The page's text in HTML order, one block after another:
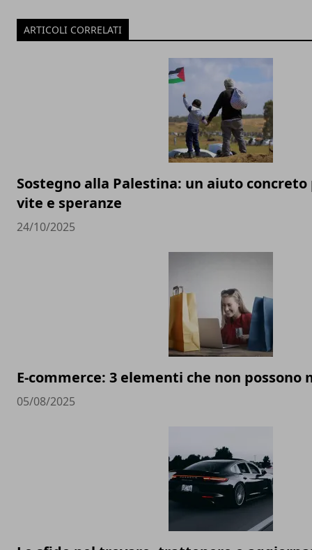
ARTICOLI CORRELATI
Sostegno alla Palestina: un aiuto
vite e speranze
24/10/2025
E-commerce: 3 elementi che non possono
05/08/2025